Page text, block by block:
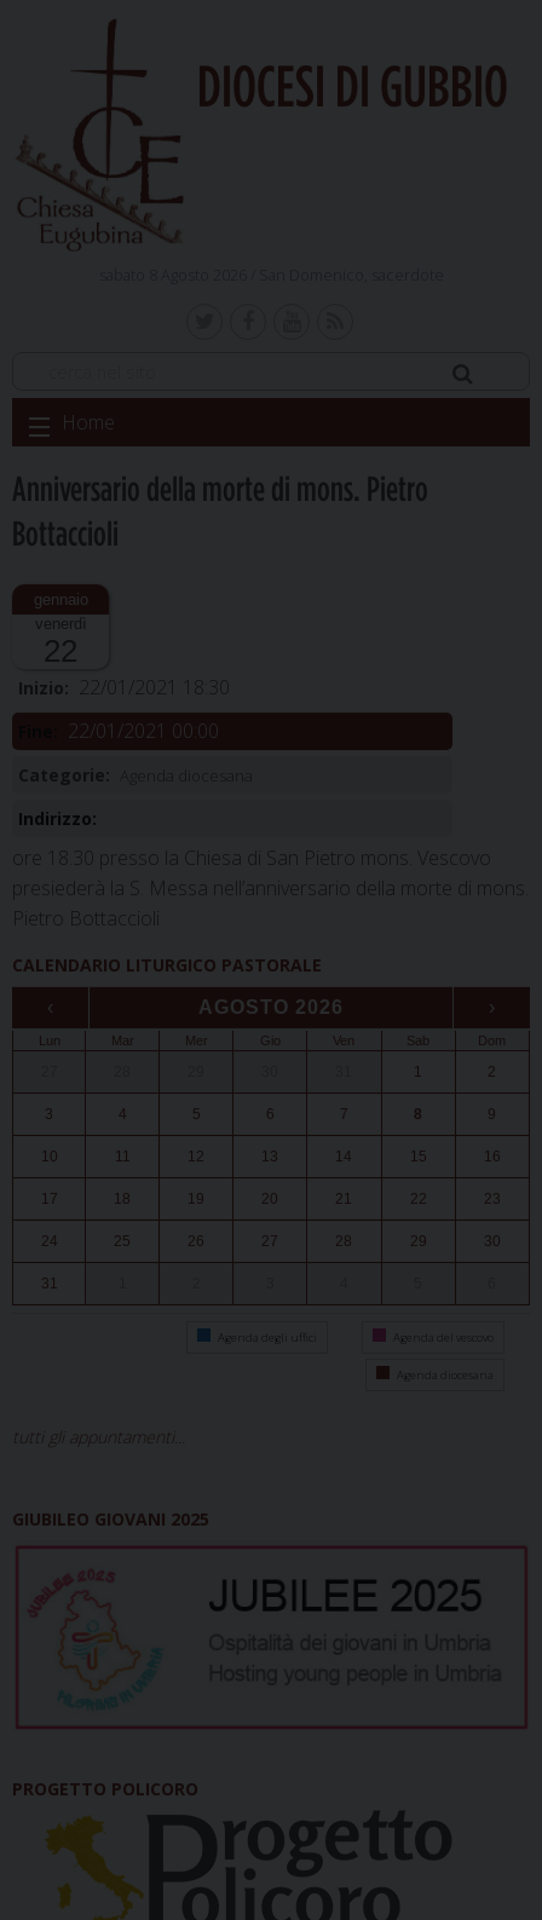
DIOCESI DI GUBBIO
Skip
to
Home
Anniversario della morte di mons. Pietro
Bottaccioli
venerdì
22
Inizio: 22/01/2021 18:30
22/01/2021 00:00
Categorie:
Indirizzo:
ore 18.30 presso la Chiesa di San Pietro mons. Vescovo
presiederà la S. Messa nell’anniversario della morte di mons.
Pietro Bottaccioli
CALENDARIO LITURGICO PASTORALE
‹ AGOSTO 2026 ›
Lun Mar Mer Gio Ven Sab Dom
1 2
3 4 5 6 7 8 9
10 11 12 13 14 15 16
17 18 19 20 21 22 23
24 25 26 27 28 29 30
31
Agenda degli uffici Agenda del vescovo
Agenda diocesana
tutti gli appuntamenti...
GIUBILEO GIOVANI 2025
PROGETTO POLICORO